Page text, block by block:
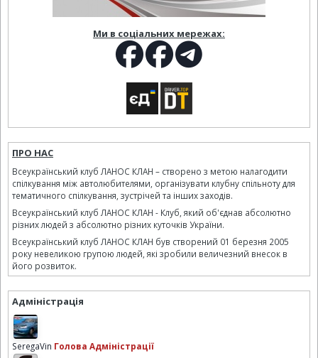
Ми в соціальних мережах:
ПРО НАС
Всеукраїнський клуб ЛАНОС КЛАН – створено з метою налагодити
спілкування між автолюбителями, організувати клубну спільноту для
тематичного спілкування, зустрічей та інших заходів.
Всеукраїнський клуб ЛАНОС КЛАН - Клуб, який об'єднав абсолютно
різних людей з абсолютно різних куточків України.
Всеукраїнський клуб ЛАНОС КЛАН був створений 01 березня 2005
року невеликою групою людей, які зробили величезний внесок в
його розвиток.
Адміністрація
SeregaVin Голова Адміністрації